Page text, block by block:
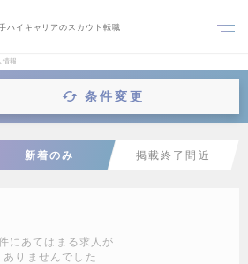
ハイキャリアのスカウト転職
情報
条件変更
新着のみ 掲載終了間近
にあてはまる求人が
ありませんでした